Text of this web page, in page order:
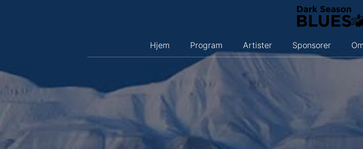
Hjem Program Artister Sponsorer